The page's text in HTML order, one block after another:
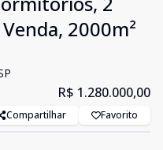
2000m²
R$ 1.280.000,00
Compartilhar Favorito